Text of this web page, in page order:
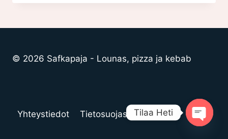
© 2026 Safkapaja - Lounas, pizza ja kebab
Yhteystiedot TietosuojaselosteTilaa Heti